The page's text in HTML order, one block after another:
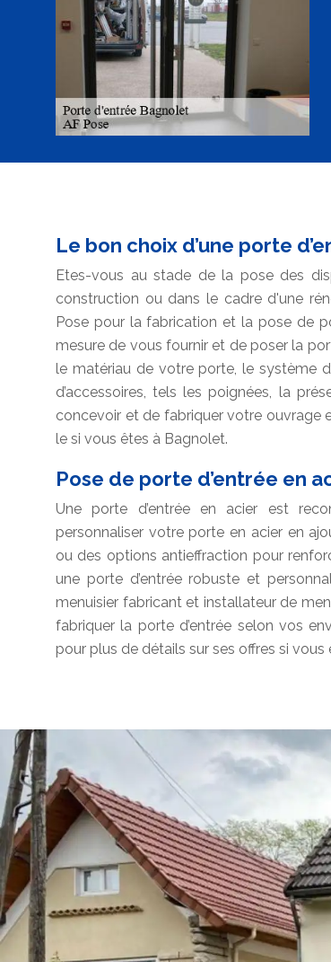
Le bon choix d’une porte
Etes-vous au stade de la pose des
construction ou dans le cadre d'une
Pose pour la fabrication et la pose de
mesure de vous fournir et de poser la
le matériau de votre porte, le système
d’accessoires, tels les poignées, la
concevoir et de fabriquer votre ouvrage
le si vous êtes à Bagnolet.
Pose de porte d’entrée en
Une porte d’entrée en acier est
personnaliser votre porte en acier en
ou des options antieffraction pour
une porte d’entrée robuste et
menuisier fabricant et installateur de
fabriquer la porte d’entrée selon vos
pour plus de détails sur ses offres si vous